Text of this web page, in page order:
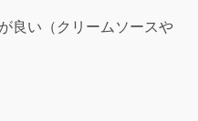
良い（クリームソースや